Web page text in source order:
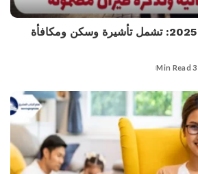
عقود عمل في إسبانيا 2025: تشمل تأشيرة وسكن ومكافأة
3 Min Read